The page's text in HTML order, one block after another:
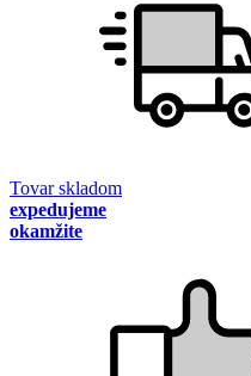
Tovar skladom
expedujeme
okamžite